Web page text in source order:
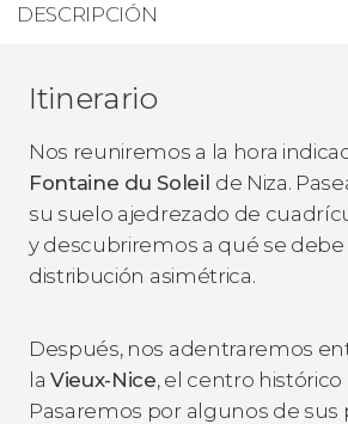
DESCRIPCIÓN
Itinerario
Nos reuniremos a la hora
Fontaine du Soleil de Niza.
su suelo ajedrezado de
y descubriremos a qué se debe
distribución asimétrica.
Después, nos adentraremos
laVieux-Nice, el centro histórico
Pasaremos por algunos de